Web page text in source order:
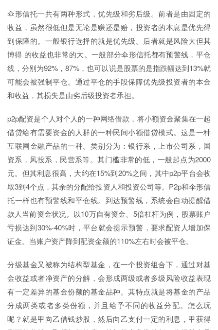
伞形信托一共有两种形式，优先级和劣后级。前者是由固定的
收益，虽然很低但是无论是赚还是赔，投资者的本息是优先得
到保障的。一般银行选择的就是优先级。后者就是风险大但其
博得 的收益也非常的大。一般部分伞形信托都有预警线，平仓
线，分别为92%，87%，也可以说是股票的是指跌幅达到13%就
可能会被强制平仓。通过平仓的手段保障优先级投资者的本金
和收益，其损失是由劣后级投资者承担。
p2p配资是个人对个人的一种网络借款，将小额资金聚集在一起
借贷给有需要资金的人群的一种民间小额借贷模式。这是一种
互联网金融产品的一种。类别分为：银行系，上市公司系，国
资系，风投系，民营系等。其门槛非常的低，一般起点为2000
元。但其利息很高，大约在15%到20%之间，其中p2p平台会收
取3到4个点，其余的分配给投资人和投资公司等。P2p和伞形信
托一样也有预警线和平仓线。到达预警线，系统会自动提醒借
款人当前资金状况。以10万自有资金、5倍杠杆为例，股票账户
亏损达到30%-40%时，平台就会提示预警，要求配资人增加保
证金。当账户资产降到配资金额的110%左右时会被平仓。
分级基金又被称为结构型基金，在一个投资组合下，通过对基
金收益或者净资产的分解，会形成两级或者多级风险收益表现
有一定差异的基金份额的基金品种。其特点就是将基金的产品
分成两类或者多类份额，并且给予不同的收益分配。怎么玩
呢？就是甲向乙借钱炒股，然后向乙支付一定的利息，甲获得